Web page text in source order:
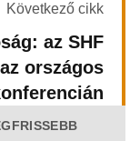
Következő cikk
az SHF
országos